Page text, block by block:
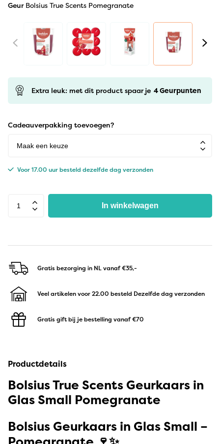
Geur Bolsius True Scents Pomegranate
Extra leuk: met dit product spaar je 4Geurpunten
Cadeauverpakking toevoegen?
Voor 17.00 uur besteld dezelfde dag verzonden
In winkelwagen
Gratis bezorging in NLvanaf €35,-
Veel artikelen voor 22.00 besteld Dezelfde dag verzonden
Gratis gift bij je bestelling vanaf €70
Productdetails
Bolsius True Scents Geurkaars in
Glas Small Pomegranate
Bolsius Geurkaars in Glas Small –